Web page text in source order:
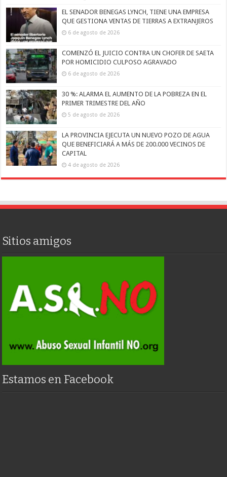
EL SENADOR BENEGAS LYNCH, TIENE UNA EMPRESA
QUE GESTIONA VENTAS DE TIERRAS A EXTRANJEROS
6 de agosto de 2026
COMENZÓ EL JUICIO CONTRA UN CHOFER DE SAETA
POR HOMICIDIO CULPOSO AGRAVADO
6 de agosto de 2026
30 %: ALARMA EL AUMENTO DE LA POBREZA EN EL
PRIMER TRIMESTRE DEL AÑO
5 de agosto de 2026
LA PROVINCIA EJECUTA UN NUEVO POZO DE AGUA
QUE BENEFICIARÁ A MÁS DE 200.000 VECINOS DE
CAPITAL
4 de agosto de 2026
Sitios amigos
Estamos en Facebook